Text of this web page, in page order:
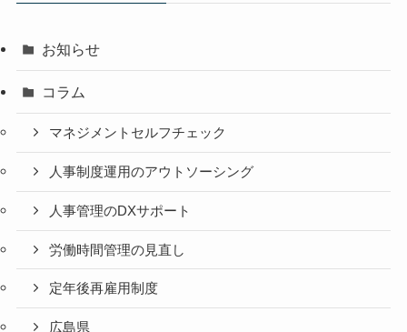
お知らせ
コラム
マネジメントセルフチェック
人事制度運用のアウトソーシング
人事管理のDXサポート
労働時間管理の見直し
定年後再雇用制度
広島県